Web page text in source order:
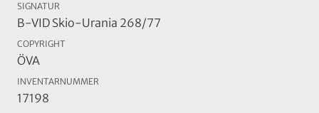
SIGNATUR
B-VID Skio-Urania 268/77
COPYRIGHT
ÖVA
INVENTARNUMMER
17198